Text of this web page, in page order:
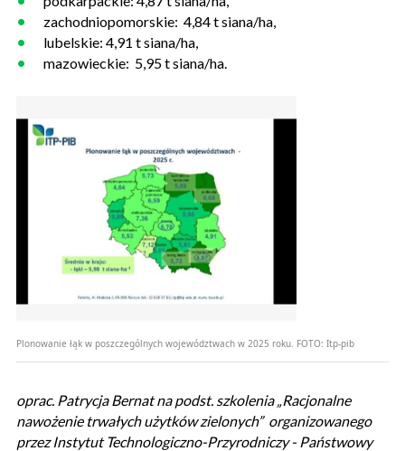
zachodniopomorskie: 4,84 t siana/ha,
lubelskie: 4,91 t siana/ha,
mazowieckie: 5,95 t siana/ha.
Plonowanie łąk w poszczególnych województwach w 2025 roku. FOTO: Itp-pib
oprac. Patrycja Bernat na podst. szkolenia „Racjonalne
nawożenie trwałych użytków zielonych” organizowanego
przez Instytut Technologiczno-Przyrodniczy - Państwowy